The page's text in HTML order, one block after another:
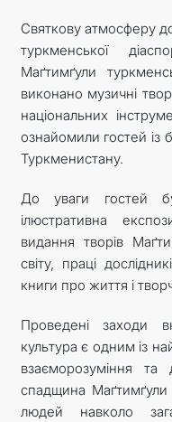
Святкову атмосферу
туркменської
Маґтимґули
виконано музичні
національних
ознайомили гостей із
Туркменистану.
До уваги гостей
ілюстративна
видання творів
світу, праці
книги про життя і
Проведені заходи
культура є одним із
взаєморозуміння
спадщина
людей навколо